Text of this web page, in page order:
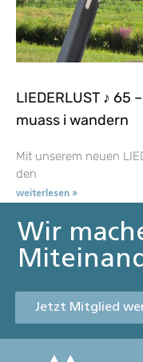
LIEDERLUST ♪
muass i wandern
Mit unserem neuen
den
weiterlesen »
Wir
Jetzt Mitglied